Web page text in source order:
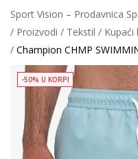
Sport Vision – Prodavnica
Proizvodi
Tekstil Kupaći
Champion CHMP
-50% U KORPI